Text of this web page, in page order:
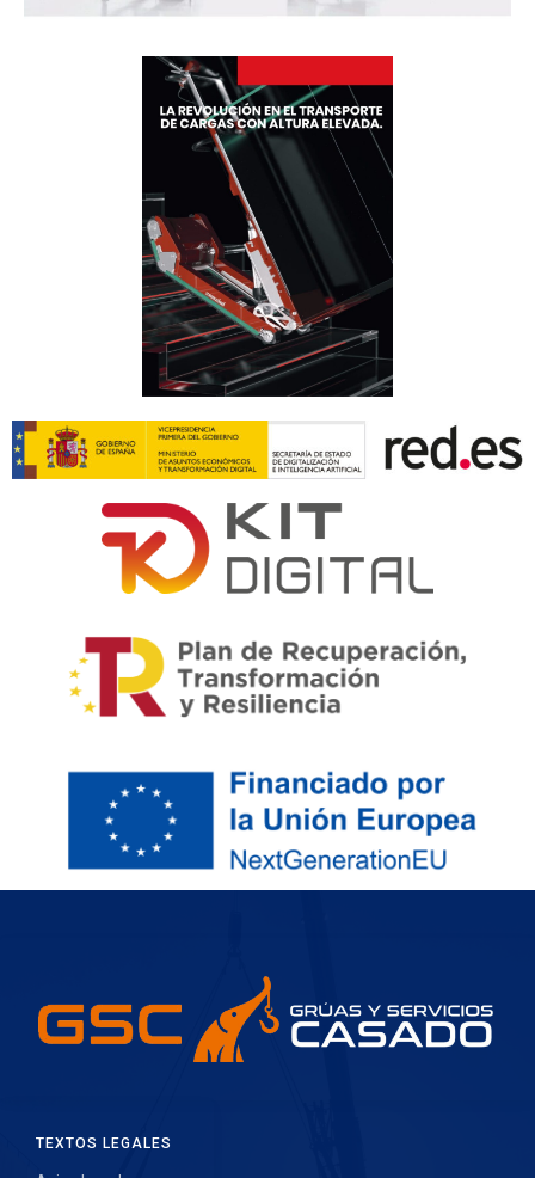
TEXTOS LEGALES